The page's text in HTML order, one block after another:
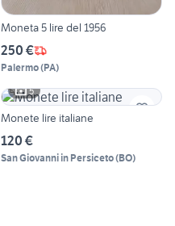
Moneta 5 lire del 1956
250 €
Palermo(PA)
5
Monete lire italiane
120 €
San Giovanni in Persiceto(BO)